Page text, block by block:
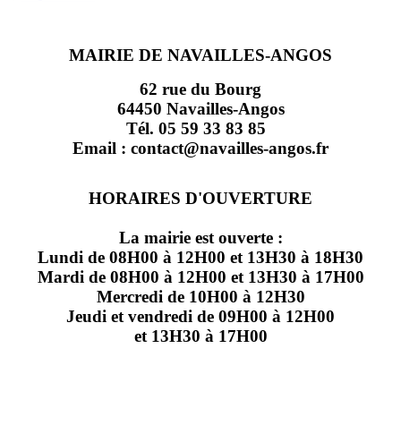
MAIRIE DE NAVAILLES-ANGOS
62 rue du Bourg
64450 Navailles-Angos
Tél. 05 59 33 83 85
Email : contact@navailles-angos.fr
HORAIRES D'OUVERTURE
La mairie est ouverte :
Lundi de 08H00 à 12H00 et 13H30 à 18H30
Mardi de 08H00 à 12H00 et 13H30 à 17H00
Mercredi de 10H00 à 12H30
Jeudi et vendredi de 09H00 à 12H00
et 13H30 à 17H00